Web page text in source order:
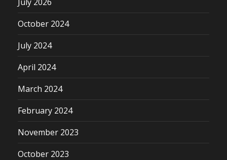
October 2024
July 2024
April 2024
March 2024
February 2024
November 2023
October 2023